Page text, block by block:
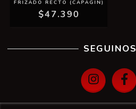
FRIZADO RECTO (CAPAGIN)
$47.390
SEGUINOS